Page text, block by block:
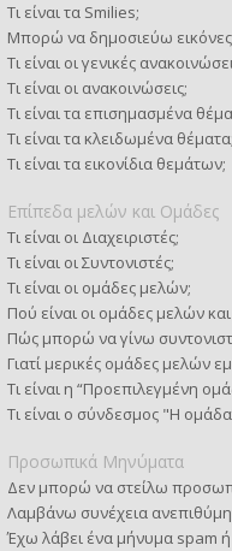
Τι είναι τα Smilies;
Μπορώ να δημοσιεύω
Τι είναι οι γενικές
Τι είναι οι ανακοινώσεις;
Τι είναι τα επισημασμένα
Τι είναι τα κλειδωμένα θέματα;
Τι είναι τα εικονίδια θεμάτων;
Επίπεδα μελών και Ομάδες
Τι είναι οι Διαχειριστές;
Τι είναι οι Συντονιστές;
Τι είναι οι ομάδες μελών;
Πού είναι οι ομάδες μελών
Πώς μπορώ να γίνω
Γιατί μερικές ομάδες μελών
Τι είναι η “Προεπιλεγμένη
Τι είναι ο σύνδεσμος "Η
Προσωπικά Μηνύματα
Δεν μπορώ να στείλω
Λαμβάνω συνέχεια
Έχω λάβει ένα μήνυμα spam